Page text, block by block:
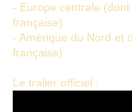
- Europe centrale
française)
- Amérique du Nord et
française)
Le trailer officiel :